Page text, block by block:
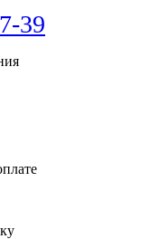
39